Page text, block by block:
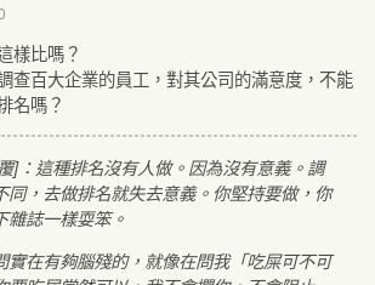
樣比嗎？
查百大企業的員工，對其公司的滿意度，不能
名嗎？
]：這種排名沒有人做。因為沒有意義。調
同，去做排名就失去意義。你堅持要做，你
雜誌一樣耍笨。
實在有夠腦殘的，就像在問我「吃屎可不可